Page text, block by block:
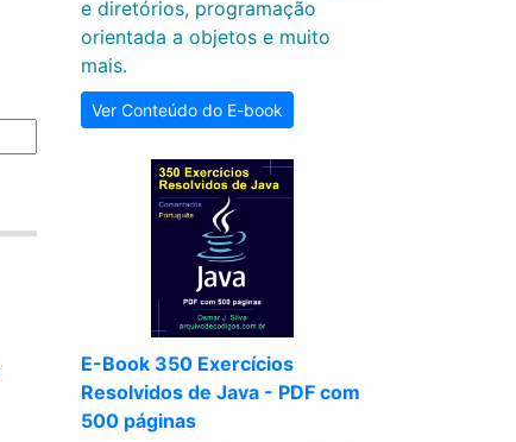
e diretórios, programação
orientada a objetos e muito
mais.
Ver Conteúdo do E-book
E-Book 350 Exercícios
Resolvidos de Java - PDF com
500 páginas